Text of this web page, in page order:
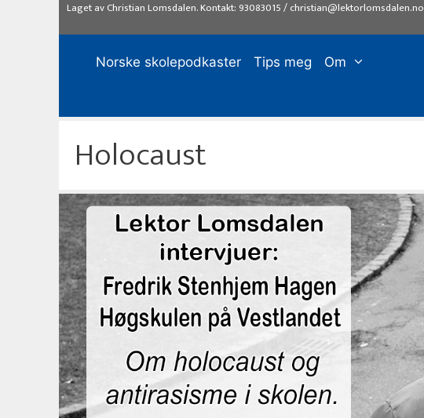
Laget avChristian Lomsdalen. Kontakt: 93083015/christian@lektorlomsdalen.no
Norske skolepodkaster Tips meg Om
Holocaust